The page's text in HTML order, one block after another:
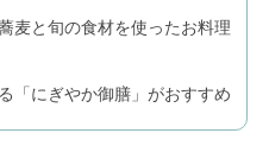
麦と旬の食材を使ったお料理
「にぎやか御膳」がおすすめ